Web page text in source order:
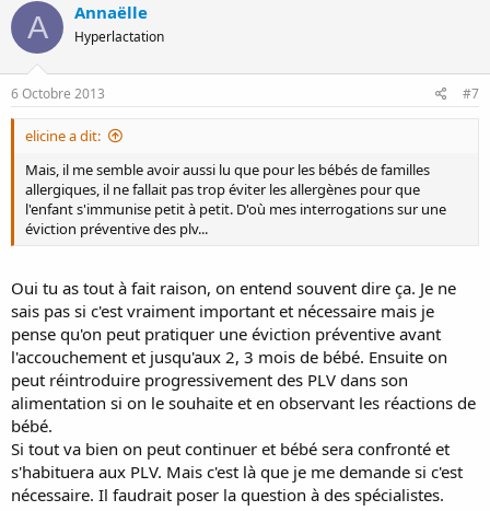
A Annaëlle
Hyperlactation
6 Octobre 2013 #7
elicine a dit:
Mais, il me semble avoir aussi lu que pour les bébés de familles
allergiques, il ne fallait pas trop éviter les allergènes pour que
l'enfant s'immunise petit à petit. D'où mes interrogations sur une
éviction préventive des plv...
Oui tu as tout à fait raison, on entend souvent dire ça. Je ne
sais pas si c'est vraiment important et nécessaire mais je
pense qu'on peut pratiquer une éviction préventive avant
l'accouchement et jusqu'aux 2, 3 mois de bébé. Ensuite on
peut réintroduire progressivement des PLV dans son
alimentation si on le souhaite et en observant les réactions de
bébé.
Si tout va bien on peut continuer et bébé sera confronté et
s'habituera aux PLV. Mais c'est là que je me demande si c'est
nécessaire. Il faudrait poser la question à des spécialistes.